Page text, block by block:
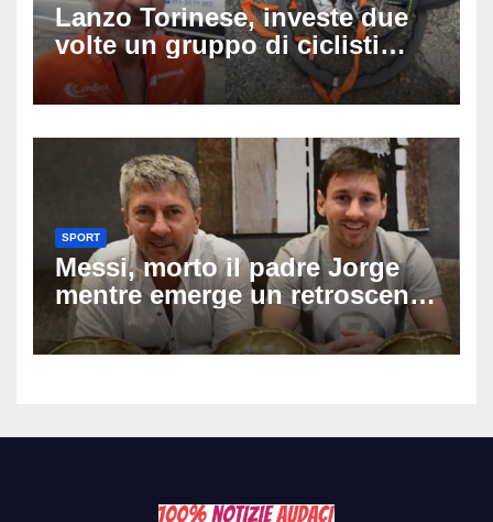
Lanzo Torinese, investe due
volte un gruppo di ciclisti
dopo una lite: arrestato
73enne, il racconto choc di un
SPORT
Messi, morto il padre Jorge
mentre emerge un retroscena
choc: le minacce di morte al
fuoriclasse durante i Mondiali